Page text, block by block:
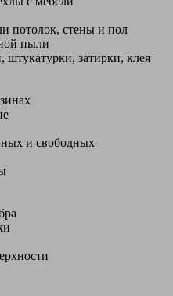
потолок, стены и пол
пыли
затирки, клея
и свободных